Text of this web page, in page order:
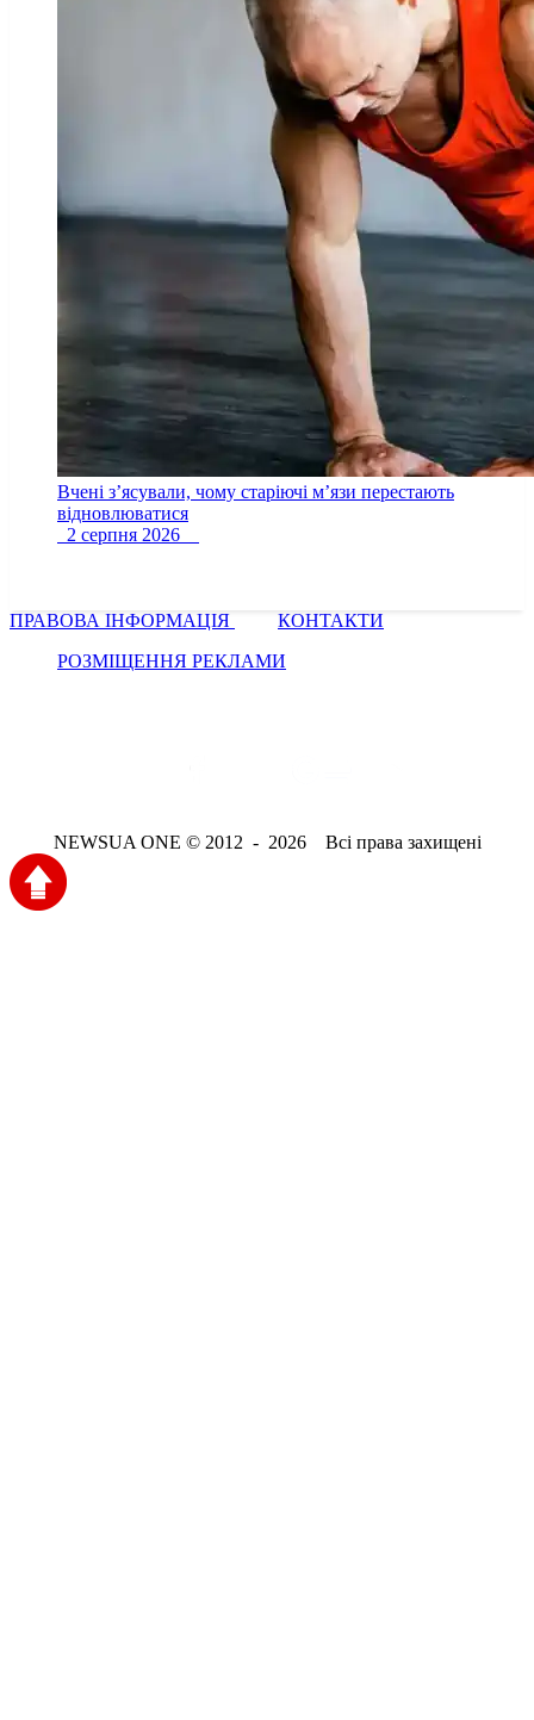
Вчені з’ясували, чому старіючі м’язи перестають
відновлюватися
2 серпня 2026
ПРАВОВА ІНФОРМАЦІЯ
КОНТАКТИ
РОЗМІЩЕННЯ РЕКЛАМИ
NEWSUA ONE © 2012 - 2026 Всі права захищені